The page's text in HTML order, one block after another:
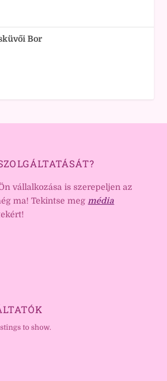
Bor
vállalkozása is szerepeljen az
ma! Tekintse meg média
to show.